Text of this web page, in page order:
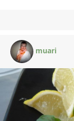
muari